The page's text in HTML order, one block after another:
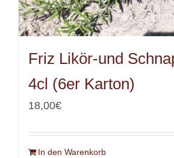
Friz Likör-und
4cl (6er Karton)
18,00€
In den Warenkorb